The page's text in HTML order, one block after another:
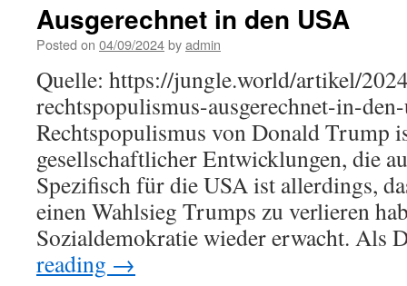
Ausgerechnet in den USA
Posted on 04/09/2024byadmin
Quelle: https://jungle.world/artikel/
rechtspopulismus-ausgerechnet-in-
Rechtspopulismus von Donald Trump
gesellschaftlicher Entwicklungen, die
Spezifisch für die USA ist allerdings,
einen Wahlsieg Trumps zu verlieren
Sozialdemokratie wieder erwacht.
reading →